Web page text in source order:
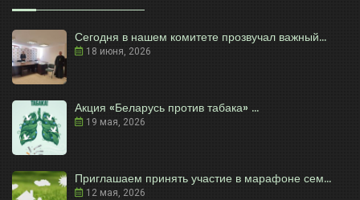
Сегодня в нашем комитете прозвучал важный...
18 июня, 2026
Акция «Беларусь против табака» ...
19 мая, 2026
Приглашаем принять участие в марафоне сем...
12 мая, 2026